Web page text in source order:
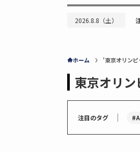
2026.8.8（土）
ホーム '東京オリン
東京オリン
注目のタグ ｜